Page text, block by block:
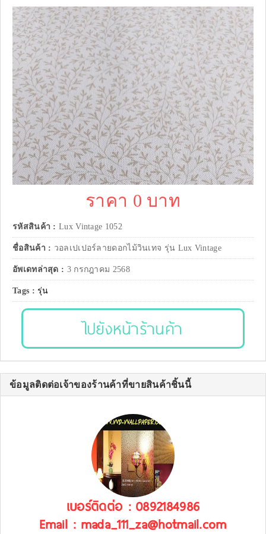
ราคา 0 บาท
รหัสสินค้า : Lux Vintage 1052
ชื่อสินค้า : วอลเปเปอร์ลายดอกไม้วินเทจ รุ่น Lux Vintage
อัพเดทล่าสุด : 3 กรกฎาคม 2568
Tags :รุ่น
ไปยังหน้าร้านค้า
ข้อมูลติดต่อเจ้าของร้านค้าที่ขายสินค้าชิ้นนี้
เบอร์ติดต่อ : 0892184986
Email : mada_111_za@hotmail.com